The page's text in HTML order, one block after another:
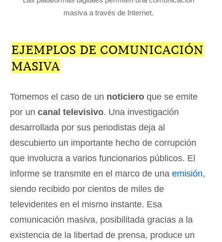
masiva a través de Internet.
EJEMPLOS DE COMUNICACIÓN
MASIVA
Tomemos el caso de un noticiero que se emite
por un canal televisivo. Una investigación
desarrollada por sus periodistas deja al
descubierto un importante hecho de corrupción
que involucra a varios funcionarios públicos. El
informe se transmite en el marco de una emisión,
siendo recibido por cientos de miles de
televidentes en el mismo instante. Esa
comunicación masiva, posibilitada gracias a la
existencia de la libertad de prensa, produce un